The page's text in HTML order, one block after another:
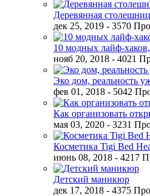
Деревянная
дек 25, 2019 - 3570
10 модных лайф-
нояб 20, 2018 - 4021
Эко дом, реальность
фев 01, 2018 - 5042
Как организовать
мая 03, 2020 - 3231
Косметика Tigi Bed
июнь 08, 2018 - 4217
Детский маникюр
дек 17, 2018 - 4375